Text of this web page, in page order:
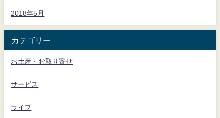
2018年5月
カテゴリー
お土産・お取り寄せ
サービス
ライブ